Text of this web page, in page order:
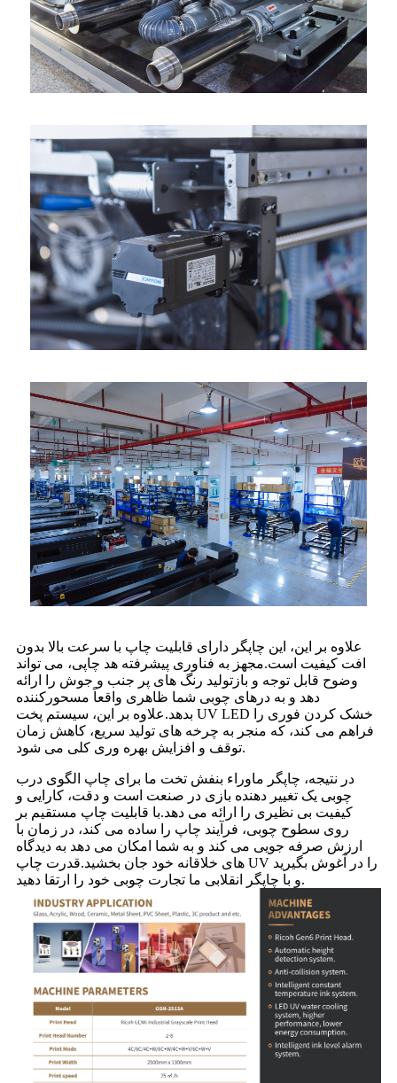
علاوه بر این، این چاپگر دارای قابلیت چاپ با سرعت بالا بدون
افت کیفیت است.مجهز به فناوری پیشرفته هد چاپی، می تواند
وضوح قابل توجه و بازتولید رنگ های پر جنب و جوش را ارائه
دهد و به درهای چوبی شما ظاهری واقعاً مسحورکننده
بدهد.علاوه بر این، سیستم پخت UV LED خشک کردن فوری را
فراهم می کند، که منجر به چرخه های تولید سریع، کاهش زمان
توقف و افزایش بهره وری کلی می شود.
در نتیجه، چاپگر ماوراء بنفش تخت ما برای چاپ الگوی درب
چوبی یک تغییر دهنده بازی در صنعت است و دقت، کارایی و
کیفیت بی نظیری را ارائه می دهد.با قابلیت چاپ مستقیم بر
روی سطوح چوبی، فرآیند چاپ را ساده می کند، در زمان با
ارزش صرفه جویی می کند و به شما امکان می دهد به دیدگاه
های خلاقانه خود جان بخشید.قدرت چاپ UV را در آغوش بگیرید
و با چاپگر انقلابی ما تجارت چوبی خود را ارتقا دهید.